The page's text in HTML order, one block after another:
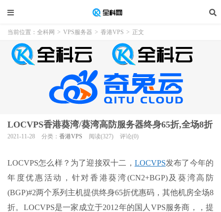
当前位置： 全科网 > VPS服务器 > 香港VPS > 正文
LOCVPS香港葵湾/葵湾高防服务器终身65折,全场8折
2021-11-28 分类： 香港VPS 阅读(327) 评论(0)
LOCVPS怎么样？为了迎接双十二， LOCVPS发布了今年的
年度优惠活动，针对香港葵湾(CN2+BGP)及葵湾高防
(BGP)#2两个系列主机提供终身65折优惠码，其他机房全场8
折。LOCVPS是一家成立于2012年的国人VPS服务商，，提